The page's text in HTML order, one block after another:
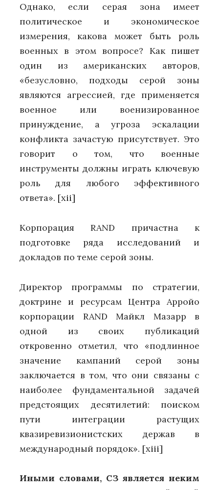
Однако, если серая зона имеет
политическое и экономическое
измерения, какова может быть роль
военных в этом вопросе? Как пишет
один из американских авторов,
«безусловно, подходы серой зоны
являются агрессией, где применяется
военное или военизированное
принуждение, а угроза эскалации
конфликта зачастую присутствует. Это
говорит о том, что военные
инструменты должны играть ключевую
роль для любого эффективного
ответа». [xii]
Корпорация RAND причастна к
подготовке ряда исследований и
докладов по теме серой зоны.
Директор программы по стратегии,
доктрине и ресурсам Центра Арройо
корпорации RAND Майкл Мазарр в
одной из своих публикаций
откровенно отметил, что «подлинное
значение кампаний серой зоны
заключается в том, что они связаны с
наиболее фундаментальной задачей
предстоящих десятилетий: поиском
пути интеграции растущих
квазиревизионистских держав в
международный порядок». [xiii]
Иными словами, СЗ является неким